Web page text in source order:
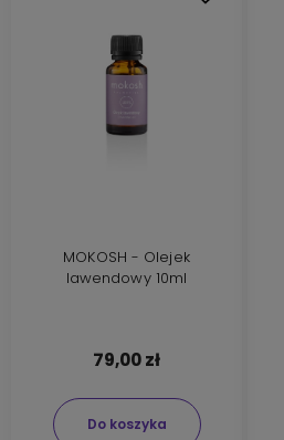
MOKOSH - Olejek
lawendowy 10ml
79,00 zł
Do koszyka